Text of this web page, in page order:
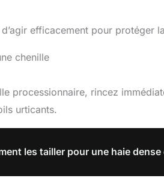
efficacement pour protéger
chenille
processionnaire, rincez
urticants.
les tailler pour une haie